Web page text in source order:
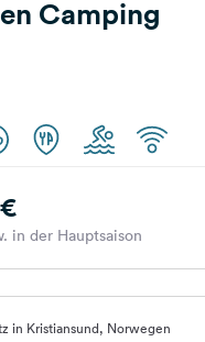
Camping
in der Hauptsaison
in Kristiansund, Norwegen